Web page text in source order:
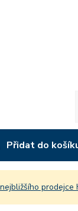
Přidat do
prodejce